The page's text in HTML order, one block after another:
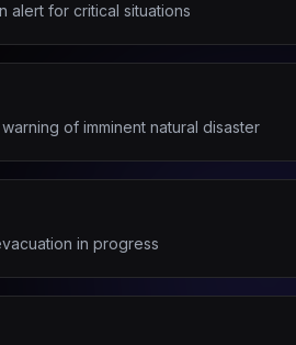
alert for critical situations
of imminent natural disaster
in progress